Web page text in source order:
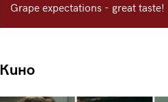
Grape expectations - great taste!
Кино